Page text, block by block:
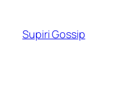
content
Supiri Gossip